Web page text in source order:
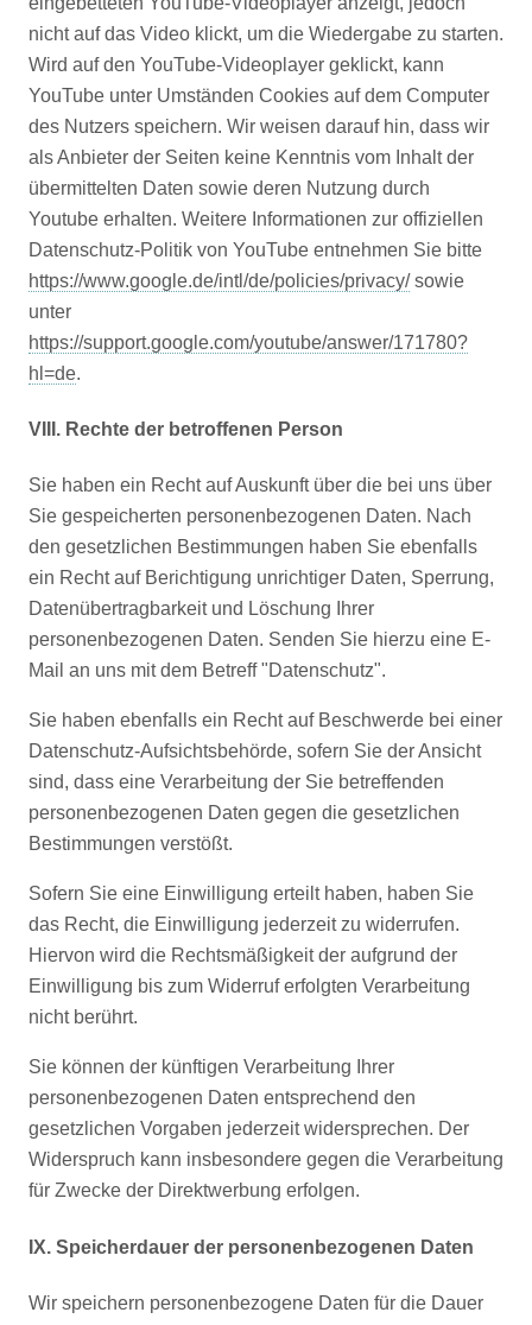
nicht auf das Video klickt, um die Wiedergabe zu starten.
Wird auf den YouTube-Videoplayer geklickt, kann
YouTube unter Umständen Cookies auf dem Computer
des Nutzers speichern. Wir weisen darauf hin, dass wir
als Anbieter der Seiten keine Kenntnis vom Inhalt der
übermittelten Daten sowie deren Nutzung durch
Youtube erhalten. Weitere Informationen zur offiziellen
Datenschutz-Politik von YouTube entnehmen Sie bitte
https://www.google.de/intl/de/policies/privacy/sowie
unter
https://support.google.com/youtube/answer/171780?
hl=de.
VIII. Rechte der betroffenen Person
Sie haben ein Recht auf Auskunft über die bei uns über
Sie gespeicherten personenbezogenen Daten. Nach
den gesetzlichen Bestimmungen haben Sie ebenfalls
ein Recht auf Berichtigung unrichtiger Daten, Sperrung,
Datenübertragbarkeit und Löschung Ihrer
personenbezogenen Daten. Senden Sie hierzu eine E-
Mail an uns mit dem Betreff "Datenschutz".
Sie haben ebenfalls ein Recht auf Beschwerde bei einer
Datenschutz-Aufsichtsbehörde, sofern Sie der Ansicht
sind, dass eine Verarbeitung der Sie betreffenden
personenbezogenen Daten gegen die gesetzlichen
Bestimmungen verstößt.
Sofern Sie eine Einwilligung erteilt haben, haben Sie
das Recht, die Einwilligung jederzeit zu widerrufen.
Hiervon wird die Rechtsmäßigkeit der aufgrund der
Einwilligung bis zum Widerruf erfolgten Verarbeitung
nicht berührt.
Sie können der künftigen Verarbeitung Ihrer
personenbezogenen Daten entsprechend den
gesetzlichen Vorgaben jederzeit widersprechen. Der
Widerspruch kann insbesondere gegen die Verarbeitung
für Zwecke der Direktwerbung erfolgen.
IX. Speicherdauer der personenbezogenen Daten
Wir speichern personenbezogene Daten für die Dauer